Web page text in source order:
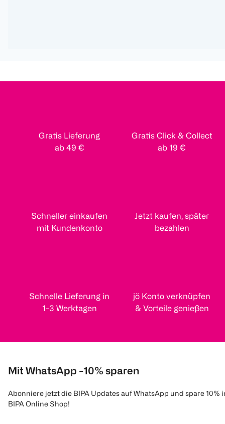
Gratis Lieferung
ab 49 €
Gratis Click & Collect
ab 19 €
Schneller einkaufen
mit Kundenkonto
Jetzt kaufen, später
bezahlen
Schnelle Lieferung in
1-3 Werktagen
jö Konto verknüpfen
& Vorteile genießen
Mit WhatsApp -10% sparen
Abonniere jetzt die BIPA Updates auf WhatsApp und spare 10%
BIPA Online Shop!